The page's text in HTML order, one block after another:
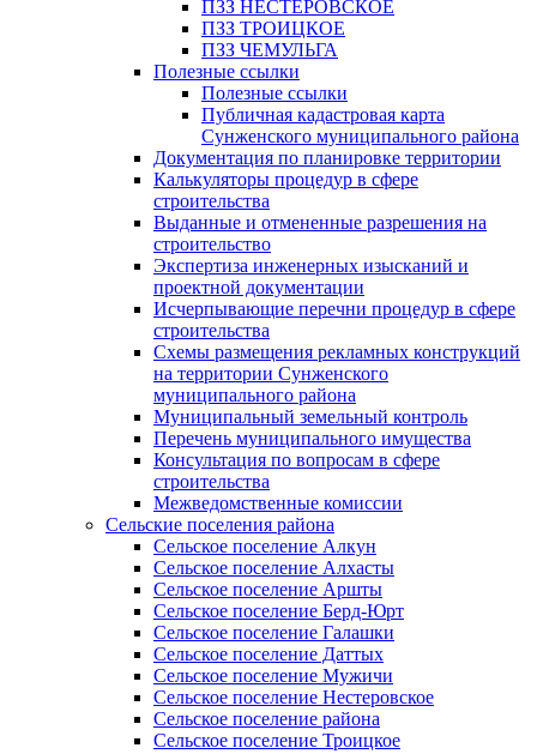
ПЗЗ НЕСТЕРОВСКОЕ
ПЗЗ ТРОИЦКОЕ
ПЗЗ ЧЕМУЛЬГА
Полезные ссылки
Полезные ссылки
Публичная кадастровая карта
Сунженского муниципального района
Документация по планировке территории
Калькуляторы процедур в сфере
строительства
Выданные и отмененные разрешения на
строительство
Экспертиза инженерных изысканий и
проектной документации
Исчерпывающие перечни процедур в сфере
строительства
Схемы размещения рекламных конструкций
на территории Сунженского
муниципального района
Муниципальный земельный контроль
Перечень муниципального имущества
Консультация по вопросам в сфере
строительства
Межведомственные комиссии
Сельские поселения района
Сельское поселение Алкун
Сельское поселение Алхасты
Сельское поселение Аршты
Сельское поселение Берд-Юрт
Сельское поселение Галашки
Сельское поселение Даттых
Сельское поселение Мужичи
Сельское поселение Нестеровское
Сельское поселение района
Сельское поселение Троицкое